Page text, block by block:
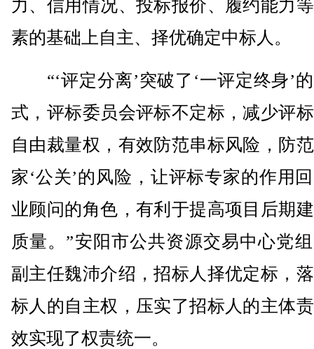
力、信用情况、投标报价、履约能力
素的基础上自主、择优确定中标人。
“‘评定分离’突破了‘一评定终身’
式，评标委员会评标不定标，减少评
自由裁量权，有效防范串标风险，防
家‘公关’的风险，让评标专家的作用
业顾问的角色，有利于提高项目后期
质量。”安阳市公共资源交易中心党
副主任魏沛介绍，招标人择优定标，
标人的自主权，压实了招标人的主体
效实现了权责统一。